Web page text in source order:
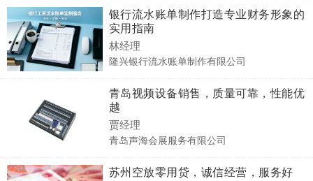
银行流水账单制作打造专业财务形象的
实用指南
林经理
隆兴银行流水账单制作有限公司
青岛视频设备销售，质量可靠，性能优
越
贾经理
青岛声海会展服务有限公司
苏州空放零用贷，诚信经营，服务好